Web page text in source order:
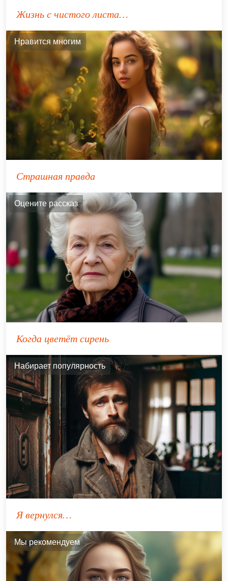
Жизнь с чистого листа…
Нравится многим
Страшная правда
Оцените рассказ
Когда цветёт сирень
Набирает популярность
Я вернулся…
Мы рекомендуем